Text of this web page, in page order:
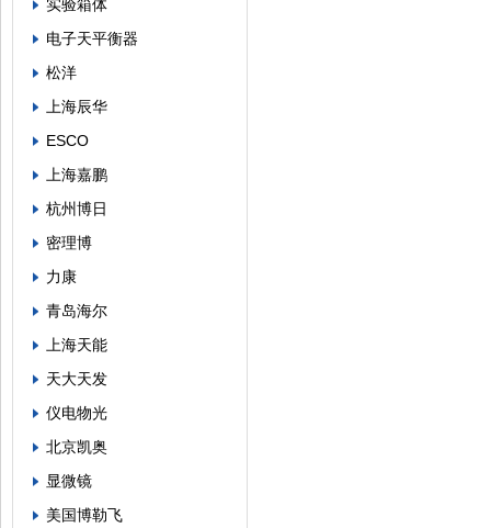
实验箱体
电子天平衡器
松洋
上海辰华
ESCO
上海嘉鹏
杭州博日
密理博
力康
青岛海尔
上海天能
天大天发
仪电物光
北京凯奥
显微镜
美国博勒飞